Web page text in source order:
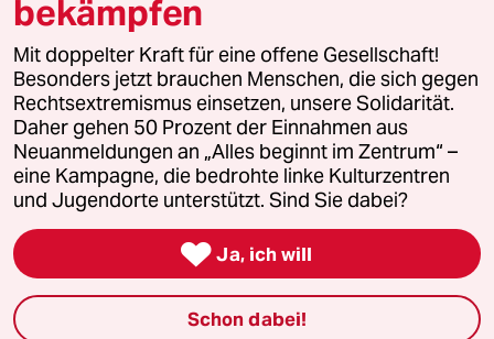
© 2026 taz Verlags und Vertriebs GmbH
Alle Rechte vorbehalten. Bei rechtlichen Fragen oder für Genehmigungen
wenden Sie sich bitte an
lizenzen@taz.de
Feedback Redaktionsstatut Kommune-Richtlinien
Leitlinie Informant Datenschutz Impressum AGB
Seitenwende Einwilligungen widerrufen (Ads)
bekämpfen
Mit doppelter Kraft für eine offene Gesellschaft!
Besonders jetzt brauchen Menschen, die sich gegen
Rechtsextremismus einsetzen, unsere Solidarität.
Daher gehen 50 Prozent der Einnahmen aus
Neuanmeldungen an „Alles beginnt im Zentrum“ –
eine Kampagne, die bedrohte linke Kulturzentren
und Jugendorte unterstützt. Sind Sie dabei?
 Ja, ich will
Schon dabei!